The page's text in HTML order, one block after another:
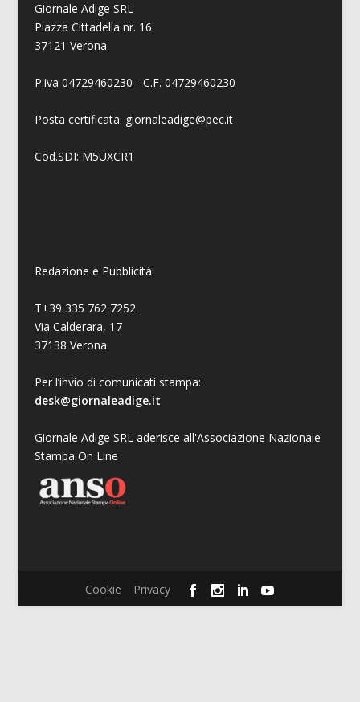
Giornale Adige SRL
Piazza Cittadella nr. 16
37121 Verona
P.iva 04729460230 - C.F. 04729460230
Posta certificata: giornaleadige@pec.it
Cod.SDI: M5UXCR1
Redazione e Pubblicità:
T+39 335 762 7252
Via Calderara, 17
37138 Verona
Per l’invio di comunicati stampa:
desk@giornaleadige.it
Giornale Adige SRL aderisce all'Associazione Nazionale
Stampa On Line
Cookie Privacy